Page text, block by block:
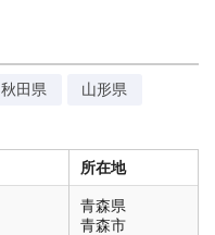
秋田県 山形県
所在地
青森県
青森市